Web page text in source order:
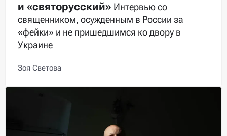
и «святорусский» Интервью со
священником, осужденным в России за
«фейки» и не пришедшимся ко двору в
Украине
Зоя Светова